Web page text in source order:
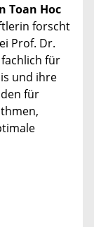
Toan Hoc
forscht
Prof. Dr.
für
und ihre
für